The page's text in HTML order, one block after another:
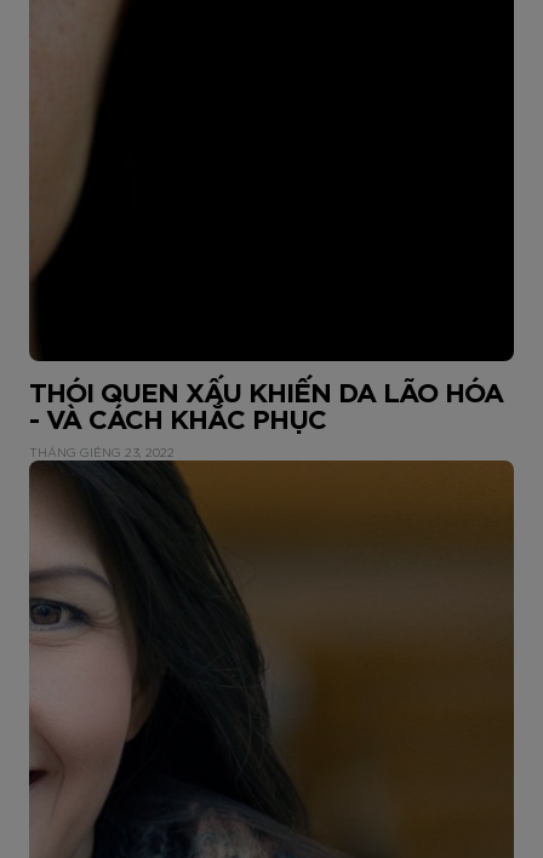
THÓI QUEN XẤU KHIẾN DA LÃO HÓA
- VÀ CÁCH KHẮC PHỤC
THÁNG GIÊNG 23, 2022